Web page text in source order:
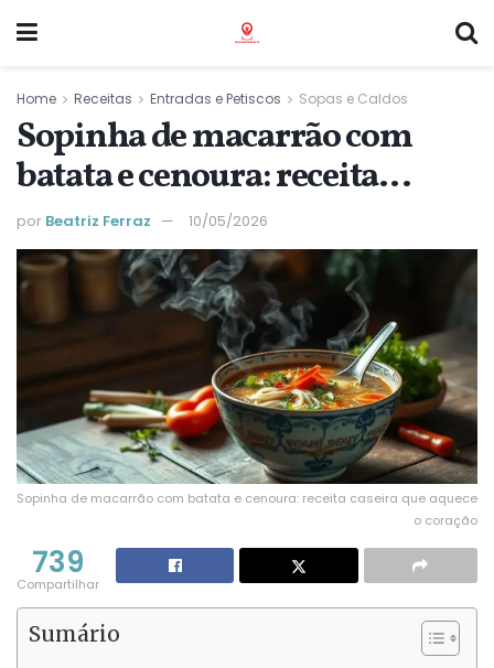
Home Receitas Entradas e Petiscos Sopas e Caldos
Sopinha de macarrão com
batata e cenoura: receita
caseira que aquece o coração
por Beatriz Ferraz 10/05/2026
Sopinha de macarrão com batata e cenoura: receita caseira que aquece
o coração
739
Compartilhar
Sumário